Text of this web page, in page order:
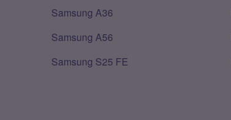
Samsung A36
Samsung A56
Samsung S25 FE